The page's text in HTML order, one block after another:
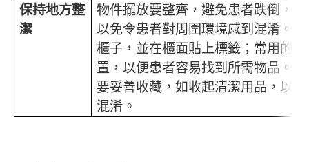
保持地方整
潔
物件擺放要整齊，避免患者跌倒，
以免令患者對周圍環境感到混淆。
櫃子，並在櫃面貼上標籤；常用的
置，以便患者容易找到所需物品。
要妥善收藏，如收起清潔用品，以
混淆。